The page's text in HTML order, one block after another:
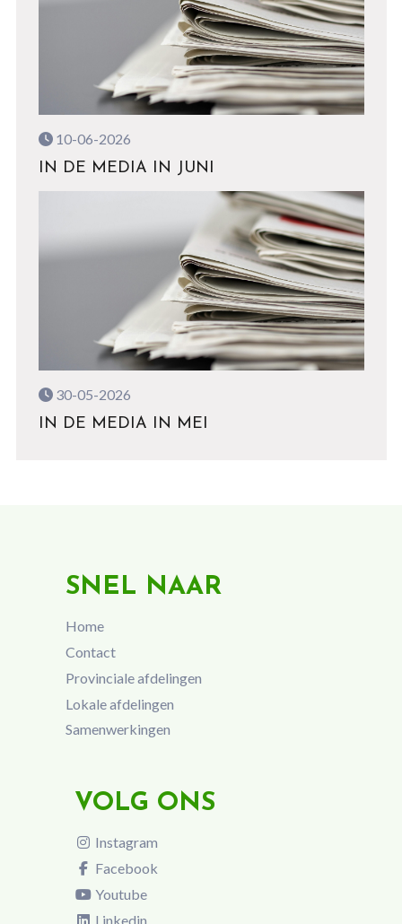
10-06-2026
IN DE MEDIA IN JUNI
30-05-2026
IN DE MEDIA IN MEI
SNEL NAAR
Home
Contact
Provinciale afdelingen
Lokale afdelingen
Samenwerkingen
VOLG ONS
Instagram
Facebook
Youtube
Linkedin